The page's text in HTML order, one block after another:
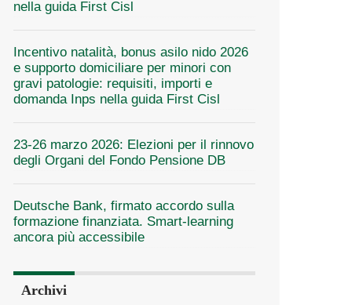
nella guida First Cisl
Incentivo natalità, bonus asilo nido 2026
e supporto domiciliare per minori con
gravi patologie: requisiti, importi e
domanda Inps nella guida First Cisl
23-26 marzo 2026: Elezioni per il rinnovo
degli Organi del Fondo Pensione DB
Deutsche Bank, firmato accordo sulla
formazione finanziata. Smart-learning
ancora più accessibile
Archivi